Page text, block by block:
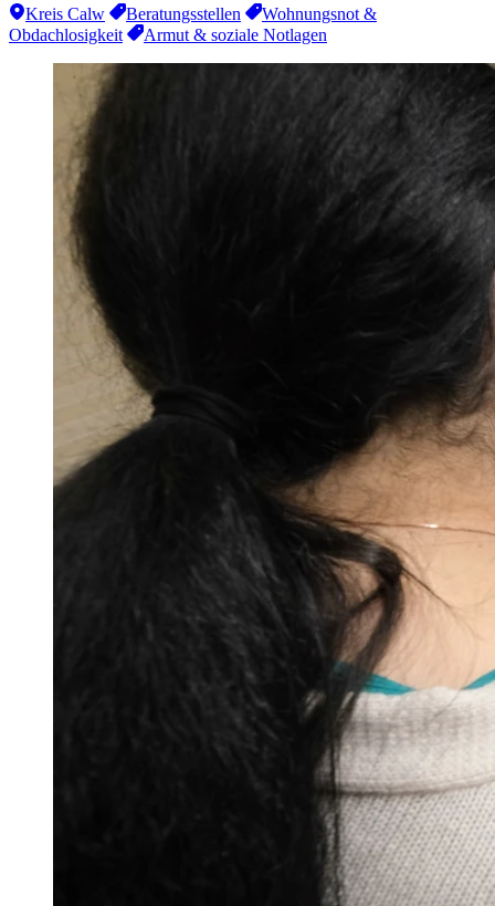
Kreis Calw Beratungsstellen
Wohnungsnot &
Obdachlosigkeit
Armut & soziale Notlagen